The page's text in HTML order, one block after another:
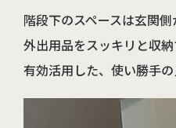
階段下のスペースは玄関
外出用品をスッキリと収
有効活用した、使い勝手